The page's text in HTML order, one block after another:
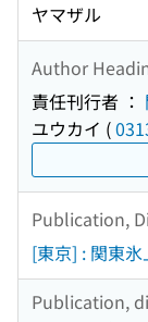
ヤマザル
Author
責任刊行者 ：
ユウカイ (
Publication,
[東京] : 関東
Publication,